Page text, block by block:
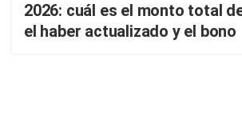
2026: cuál es el monto total
el haber actualizado y el bono